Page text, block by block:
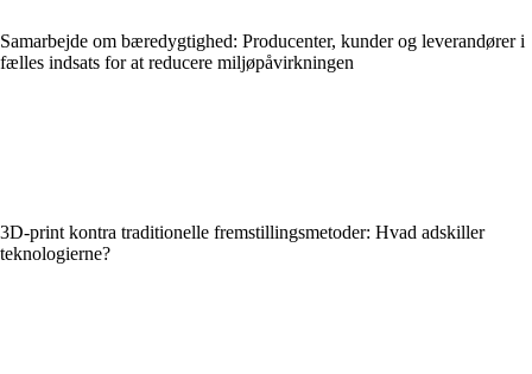
Samarbejde om bæredygtighed: Producenter, kunder og leverandører i
fælles indsats for at reducere miljøpåvirkningen
3D-print kontra traditionelle fremstillingsmetoder: Hvad adskiller
teknologierne?